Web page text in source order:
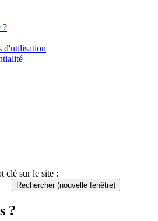
?
d'utilisation
clé sur le site :
Rechercher (nouvelle fenêtre)
?